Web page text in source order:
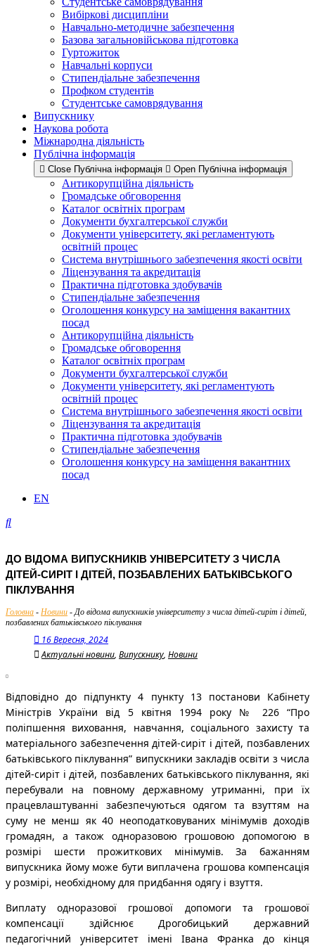
Вибіркові дисципліни
Навчально-методичне забезпечення
Базова загальновійськова підготовка
Гуртожиток
Навчальні корпуси
Стипендіальне забезпечення
Профком студентів
Студентське самоврядування
Випускнику
Наукова робота
Міжнародна діяльність
Публічна інформація
Close Публічна інформація Open Публічна інформація
Антикорупційна діяльність
Громадське обговорення
Каталог освітніх програм
Документи бухгалтерської служби
Документи університету, які регламентують
освітній процес
Система внутрішнього забезпечення якості освіти
Ліцензування та акредитація
Практична підготовка здобувачів
Стипендіальне забезпечення
Оголошення конкурсу на заміщення вакантних
посад
Антикорупційна діяльність
Громадське обговорення
Каталог освітніх програм
Документи бухгалтерської служби
Документи університету, які регламентують
освітній процес
Система внутрішнього забезпечення якості освіти
Ліцензування та акредитація
Практична підготовка здобувачів
Стипендіальне забезпечення
Оголошення конкурсу на заміщення вакантних
посад
EN
ДО ВІДОМА ВИПУСКНИКІВ УНІВЕРСИТЕТУ З ЧИСЛА
ДІТЕЙ-СИРІТ І ДІТЕЙ, ПОЗБАВЛЕНИХ БАТЬКІВСЬКОГО
ПІКЛУВАННЯ
Головна - Новини -До відома випускників університету з числа дітей-сиріт і дітей,
позбавлених батьківського піклування
16 Вересня, 2024
Актуальні новини, Випускнику, Новини
Відповідно до підпункту 4 пункту 13 постанови Кабінету
Міністрів України від 5 квітня 1994 року № 226 “Про
поліпшення виховання, навчання, соціального захисту та
матеріального забезпечення дітей-сиріт і дітей, позбавлених
батьківського піклування” випускники закладів освіти з числа
дітей-сиріт і дітей, позбавлених батьківського піклування, які
перебували на повному державному утриманні, при їх
працевлаштуванні забезпечуються одягом та взуттям на
суму не менш як 40 неоподатковуваних мінімумів доходів
громадян, а також одноразовою грошовою допомогою в
розмірі шести прожиткових мінімумів. За бажанням
випускника йому може бути виплачена грошова компенсація
у розмірі, необхідному для придбання одягу і взуття.
Виплату одноразової грошової допомоги та грошової
компенсації здійснює Дрогобицький державний
педагогічний університет імені Івана Франка до кінця